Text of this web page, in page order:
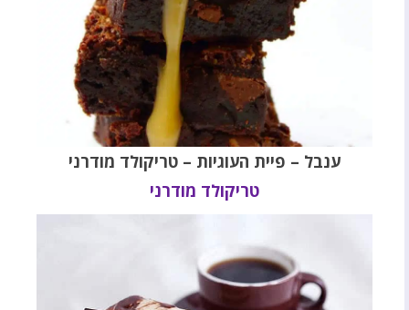
ענבל – פיית העוגיות – טריקולד מודרני
טריקולד מודרני